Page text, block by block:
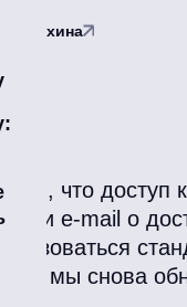
Илюхина
что
и e-mail о
мы снова